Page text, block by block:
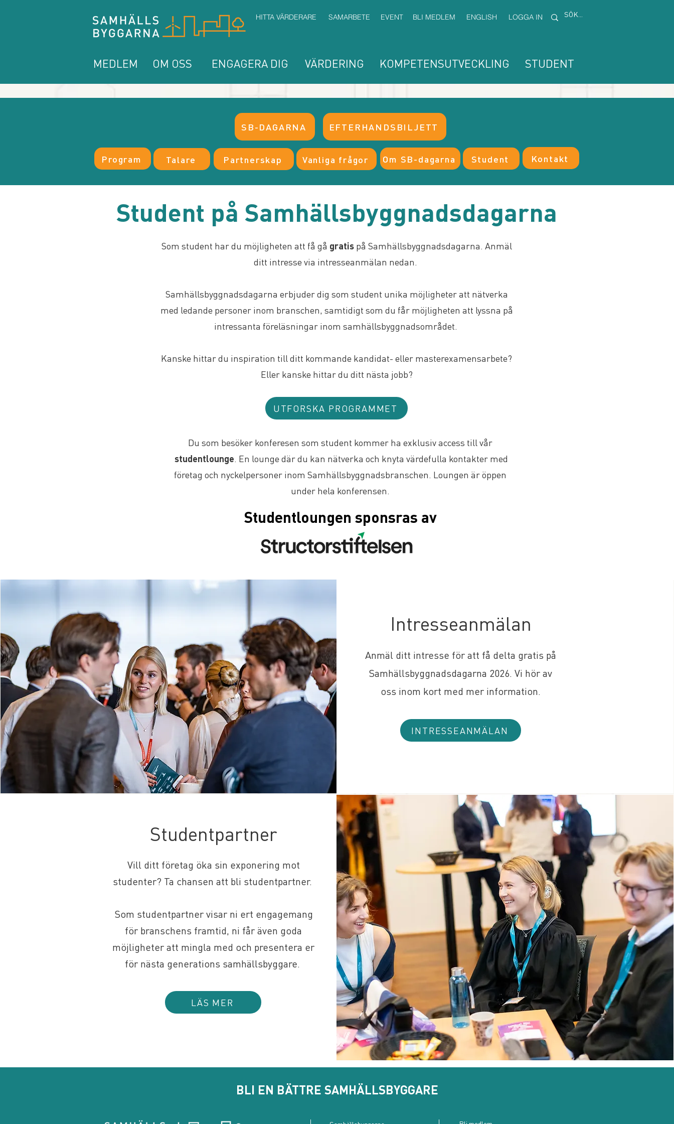
HITTA VÄRDERARE SAMARBETE EVENT BLI MEDLEM ENGLISH LOGGA IN
STUDENT
KOMPETENSUTVECKLING
VÄRDERING
ENGAGERA DIG
OM OSS
MEDLEM
SB-DAGARNA EFTERHANDSBILJETT
Program Talare Partnerskap Vanliga frågor Om SB-dagarna Student Kontakt
Student på Samhällsbyggnadsdagarna
Som student har du möjligheten att få gå gratispå Samhällsbyggnadsdagarna. Anmäl
ditt intresse via intresseanmälan nedan.
Samhällsbyggnadsdagarna erbjuder dig som student unika möjligheter att nätverka
med ledande personer inom branschen, samtidigt som du får möjligheten att lyssna på
intressanta föreläsningar inom samhällsbyggnadsområdet. ​
Kanske hittar du inspiration till ditt kommande kandidat- eller masterexamensarbete?
Eller kanske hittar du ditt nästa jobb?
UTFORSKA PROGRAMMET
Du som besöker konferesen som student kommer ha exklusiv access till vår
studentlounge. En lounge där du kan nätverka och knyta värdefulla kontakter med
företag och nyckelpersoner inom Samhällsbyggnadsbranschen. Loungen är öppen
under hela konferensen.
Studentloungen sponsras av
Intresseanmälan
Anmäl ditt intresse för att få delta gratis på
Samhällsbyggnadsdagarna 2026. Vi hör av
oss inom kort med mer information.
INTRESSEANMÄLAN
Studentpartner
Vill ditt företag öka sin exponering mot
studenter? Ta chansen att bli studentpartner.
Som studentpartner visar ni ert engagemang
för branschens framtid, ni får även goda
möjligheter att mingla med och presentera er
för nästa generations samhällsbyggare.
LÄS MER
BLI EN BÄTTRE SAMHÄLLSBYGGARE